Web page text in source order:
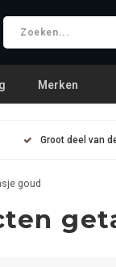
Merken
Groot deel van
goud